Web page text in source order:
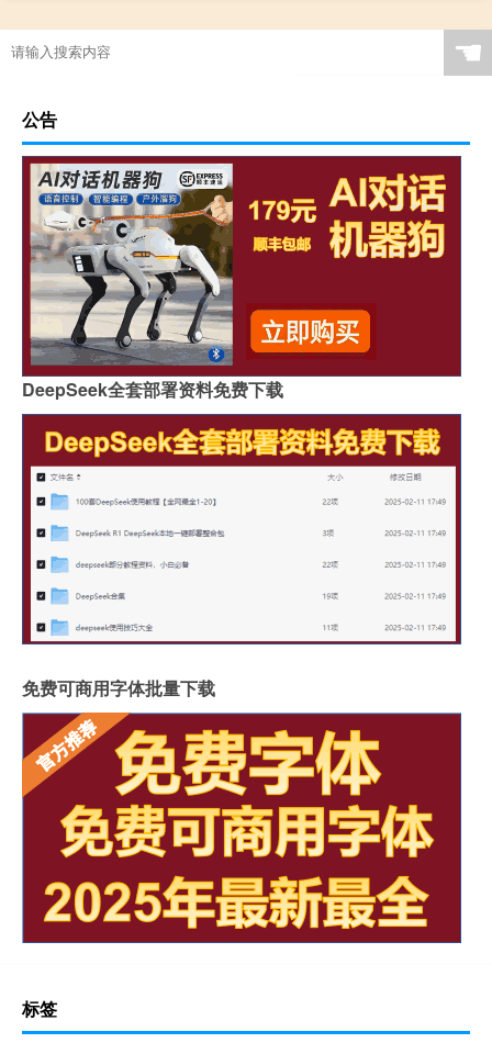
☚
公告
DeepSeek全套部署资料免费下载
免费可商用字体批量下载
标签